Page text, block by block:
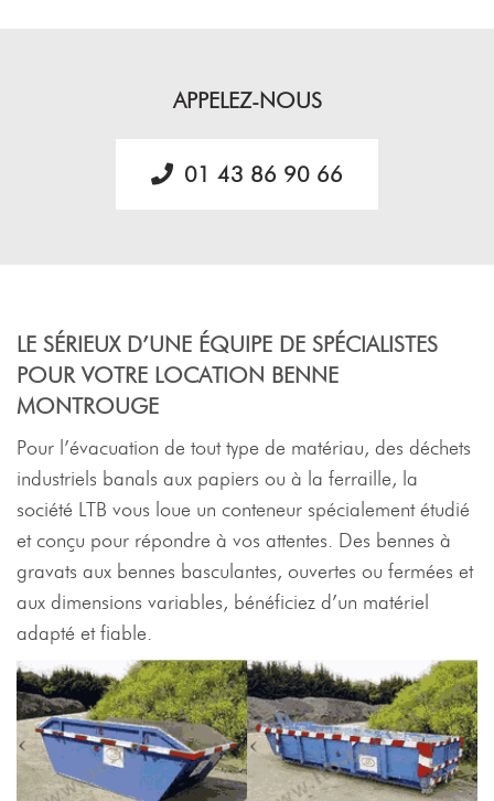
APPELEZ-NOUS
01 43 86 90 66
LE SÉRIEUX D’UNE ÉQUIPE DE SPÉCIALISTES
POUR VOTRE LOCATION BENNE
MONTROUGE
Pour l’évacuation de tout type de matériau, des déchets
industriels banals aux papiers ou à la ferraille, la
société LTB vous loue un conteneur spécialement étudié
et conçu pour répondre à vos attentes. Des bennes à
gravats aux bennes basculantes, ouvertes ou fermées et
aux dimensions variables, bénéficiez d’un matériel
adapté et fiable.